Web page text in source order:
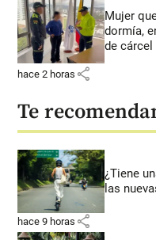
Mujer
dormía,
de cárcel
hace 2 horas share
Te
¿Tiene
las
hace 9 horas share